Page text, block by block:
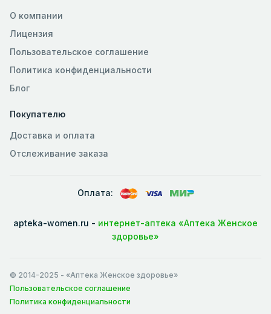
О компании
Лицензия
Пользовательское соглашение
Политика конфиденциальности
Блог
Покупателю
Доставка и оплата
Отслеживание заказа
Оплата:
apteka-women.ru - интернет-аптека «Аптека Женское
здоровье»
© 2014-2025 - «Аптека Женское здоровье»
Пользовательское соглашение
Политика конфиденциальности